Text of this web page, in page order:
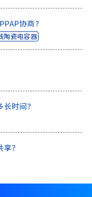
协商？
陶瓷电容器
时间？
？